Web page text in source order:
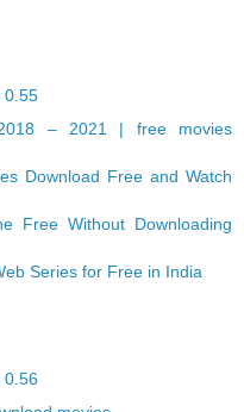
0.55
– 2021 | free movies
Download Free and Watch
Free Without Downloading
Series for Free in India
0.56